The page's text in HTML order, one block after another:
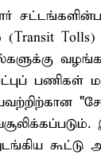
Tolls)
பணிகள்
கூட்டு